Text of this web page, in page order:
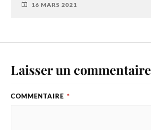
16 MARS 2021
Laisser un commentaire
COMMENTAIRE *